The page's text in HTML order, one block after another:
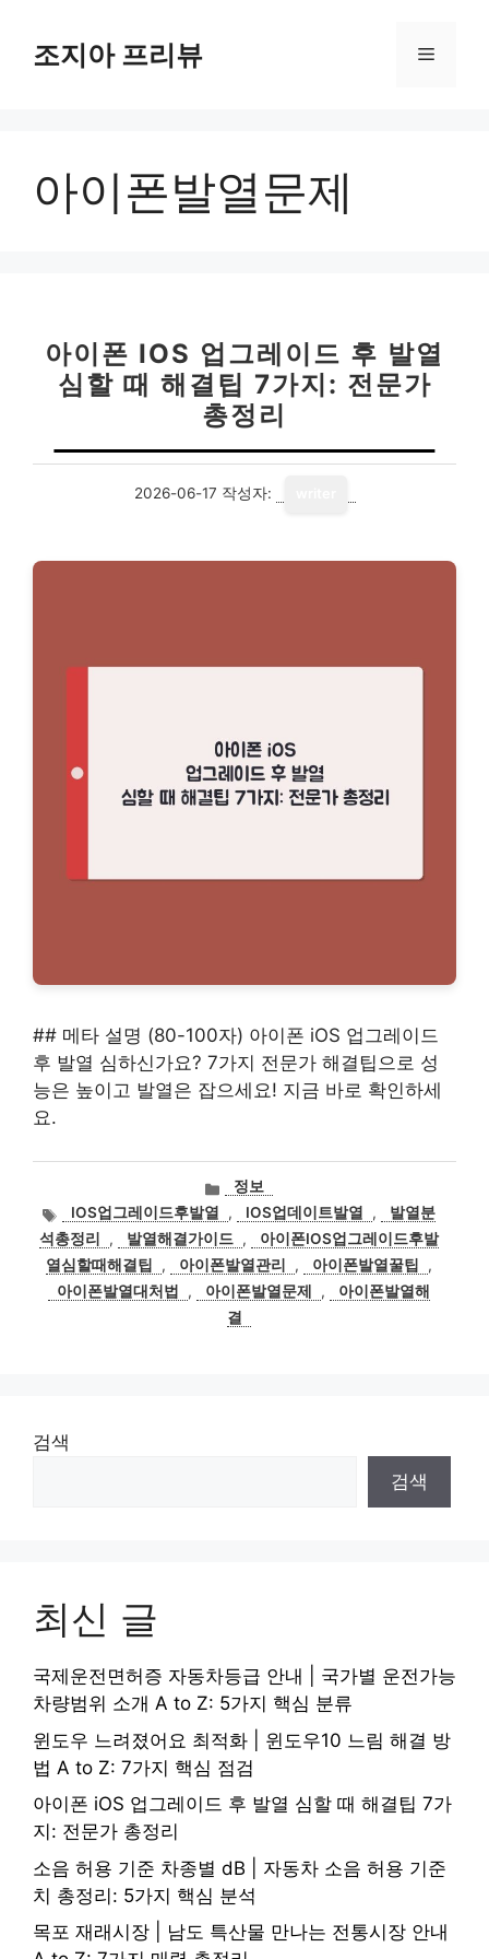
조지아 프리뷰 메
아이폰발열문제
아이폰 IOS 업그레이드 후 발열
심할 때 해결팁 7가지: 전문가
총정리
2026-06-17 작성자:
## 메타 설명 (80-100자) 아이폰 iOS 업그레이드
후 발열 심하신가요? 7가지 전문가 해결팁으로 성
능은 높이고 발열은 잡으세요! 지금 바로 확인하세
요.
카
고
리
정보
태
그
IOS업그레이드후발열 , IOS업데이트발열 ,
발열분
석총정리
, 발열해결가이드 ,
아이폰IOS업그레이드후발
열심할때해결팁
, 아이폰발열관리 , 아이폰발열꿀팁
,
아이폰발열대처법
, 아이폰발열문제 ,
아이폰발열해
결
검색
검색
최신 글
국제운전면허증 자동차등급 안내 | 국가별 운전가능
차량범위 소개 A to Z: 5가지 핵심 분류
윈도우 느려졌어요 최적화 | 윈도우10 느림 해결 방
법 A to Z: 7가지 핵심 점검
아이폰 iOS 업그레이드 후 발열 심할 때 해결팁 7가
지: 전문가 총정리
소음 허용 기준 차종별 dB | 자동차 소음 허용 기준
치 총정리: 5가지 핵심 분석
목포 재래시장 | 남도 특산물 만나는 전통시장 안내